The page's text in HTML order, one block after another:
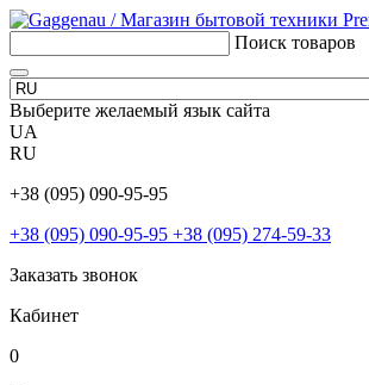
Поиск товаров
Выберите желаемый язык сайта
UA
RU
+38 (095) 090-95-95
+38 (095) 090-95-95 +38 (095) 274-59-33
Заказать звонок
Кабинет
0